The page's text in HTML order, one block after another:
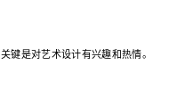
键是对艺术设计有兴趣和热情。